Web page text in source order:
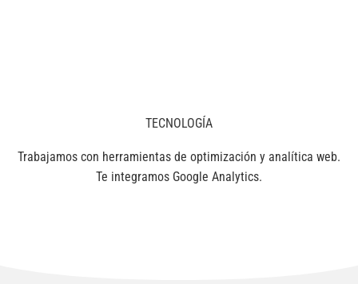
TECNOLOGÍA
Trabajamos con herramientas de optimización y analítica web.
Te integramos Google Analytics.